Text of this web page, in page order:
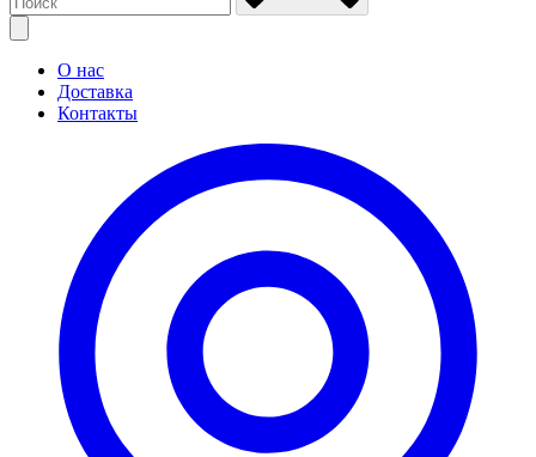
О нас
Доставка
Контакты